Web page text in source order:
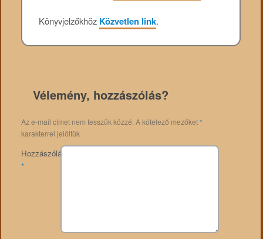
Könyvjelzőkhöz Közvetlen link.
Vélemény, hozzászólás?
Az e-mail címet nem tesszük közzé. A kötelező mezőket*
karakterrel jelöltük
Hozzászólás
*